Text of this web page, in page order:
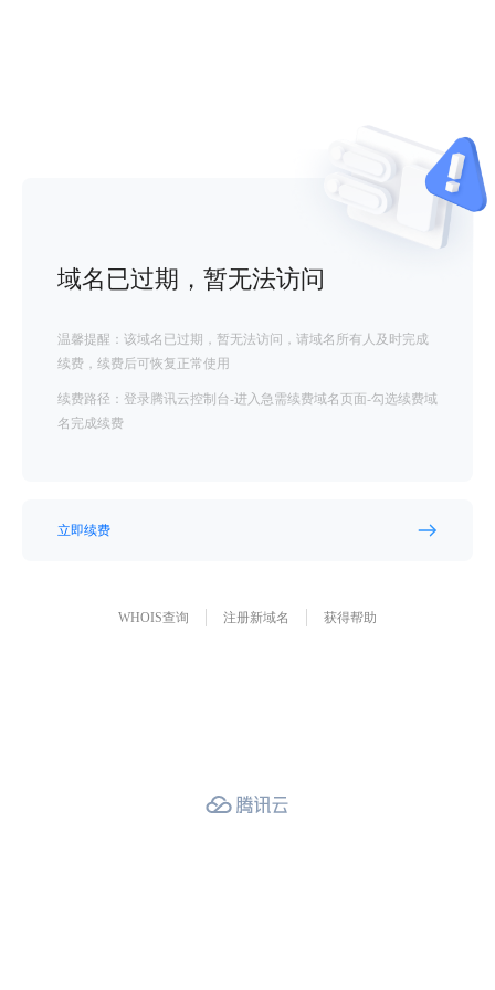
域名已过期，暂无法访问
温馨提醒：该域名已过期，暂无法访问，请域名所有人及时完成
续费，续费后可恢复正常使用
续费路径：登录腾讯云控制台-进入急需续费域名页面-勾选续费域
名完成续费
立即续费
WHOIS查询 注册新域名 获得帮助